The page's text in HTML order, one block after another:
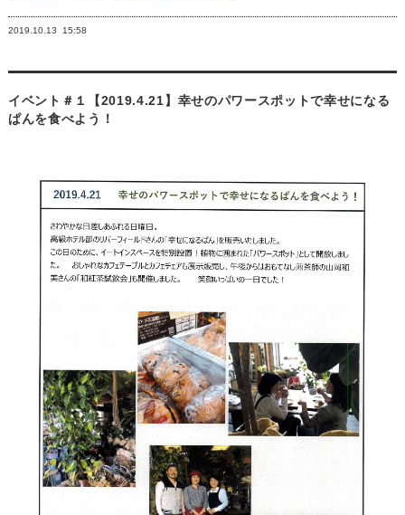
2019.10.13 15:58
イベント＃１【2019.4.21】幸せのパワースポットで幸せになる
ぱんを食べよう！